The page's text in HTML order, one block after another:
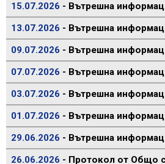
15.07.2026 - Вътрешна
13.07.2026 - Вътрешна
09.07.2026 - Вътрешна
07.07.2026 - Вътрешна
03.07.2026 - Вътрешна
01.07.2026 - Вътрешна
29.06.2026 - Вътрешна
26.06.2026 - Протокол от Общо